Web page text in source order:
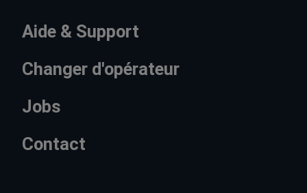
Aide & Support
Changer d'opérateur
Jobs
Contact